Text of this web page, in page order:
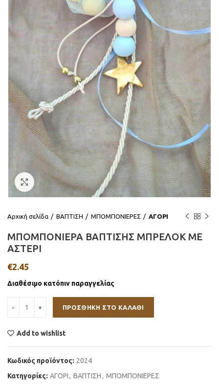
Click to enlarge
Αρχική σελίδα ΒΑΠΤΙΣΗ ΜΠΟΜΠΟΝΙΕΡΕΣ ΑΓΟΡΙ
ΜΠΟΜΠΟΝΙΕΡΑ ΒΑΠΤΙΣΗΣ ΜΠΡΕΛΟΚ ΜΕ
ΑΣΤΕΡΙ
€2.45
Διαθέσιμο κατόπιν παραγγελίας
ΠΡΟΣΘΉΚΗ ΣΤΟ ΚΑΛΆΘΙ
Add to wishlist
Κωδικός προϊόντος: 2024
Κατηγορίες: ΑΓΟΡΙ, ΒΑΠΤΙΣΗ, ΜΠΟΜΠΟΝΙΕΡΕΣ